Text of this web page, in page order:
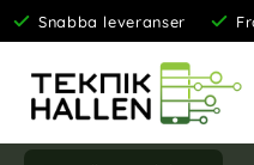
Snabba leveranser